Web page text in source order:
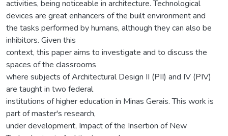
activities, being noticeable in architecture. Technological
devices are great enhancers of the built environment and
the tasks performed by humans, although they can also be
inhibitors. Given this
context, this paper aims to investigate and to discuss the
spaces of the classrooms
where subjects of Architectural Design II (PII) and IV (PIV)
are taught in two federal
institutions of higher education in Minas Gerais. This work is
part of master's research,
under development, Impact of the Insertion of New